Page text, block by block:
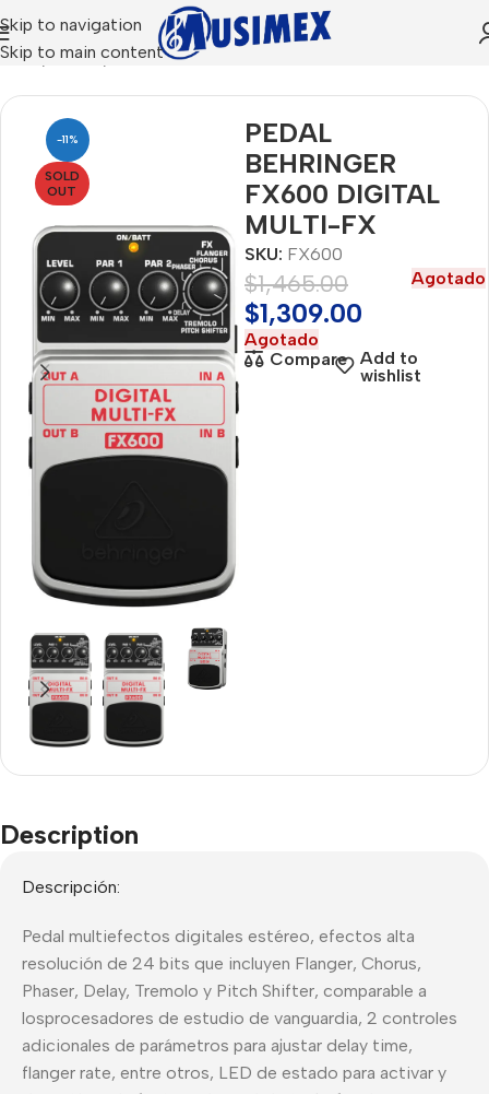
Skip to navigation
Skip to main content
Inicio AUDIO PEDALES PARA GUITARRA Y BAJO
-11%
SOLD
OUT
PEDAL
BEHRINGER
FX600 DIGITAL
MULTI-FX
SKU: FX600
$1,465.00
$1,309.00
Agotado
Agotado
Compare
Add to
wishlist
Description
Descripción:
Pedal multiefectos digitales estéreo, efectos alta
resolución de 24 bits que incluyen Flanger, Chorus,
Phaser, Delay, Tremolo y Pitch Shifter, comparable a
losprocesadores de estudio de vanguardia, 2 controles
adicionales de parámetros para ajustar delay time,
flanger rate, entre otros, LED de estado para activar y